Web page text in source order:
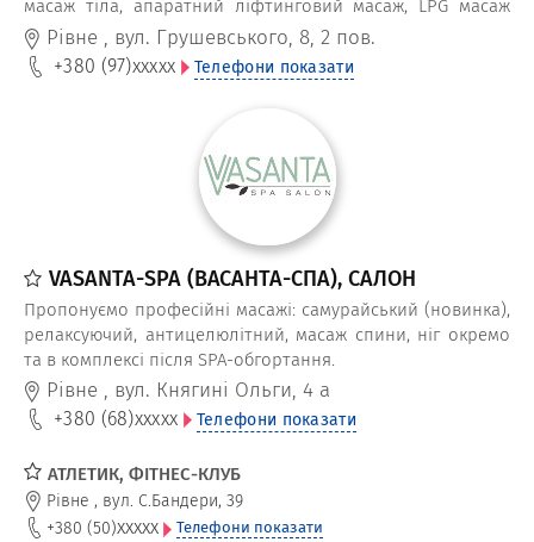
обличчя та інші косметичні процедури з омолодження і
корекції тіла.
Рівне , вул. Грушевського, 8, 2 пов.
+380 (97)xxxxx Телефони показати
VASANTA-SPA (ВАСАНТА-СПА), САЛОН
Пропонуємо професійні масажі: самурайський (новинка),
релаксуючий, антицелюлітний, масаж спини, ніг окремо
та в комплексі після SPA-обгортання.
Рівне , вул. Княгині Ольги, 4 а
+380 (68)xxxxx Телефони показати
АТЛЕТИК, ФІТНЕС-КЛУБ
Рівне , вул. С.Бандери, 39
+380 (50)xxxxx Телефони показати